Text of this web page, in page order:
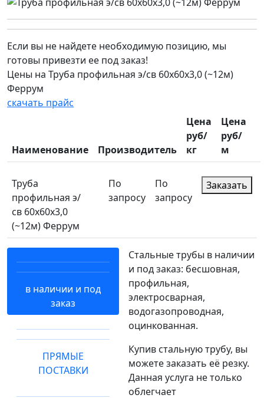
Если вы не найдете необходимую позицию, мы
готовы привезти ее под заказ!
Цены на Труба профильная э/св 60х60х3,0 (~12м)
Феррум
скачать прайс
Наименование Производитель
Цена
руб/
кг
Цена
руб/
м
Труба
профильная э/
св 60х60х3,0
(~12м) Феррум
По
запросу
По
запросу
Заказать
в наличии и под
заказ
ПРЯМЫЕ
ПОСТАВКИ
Стальные трубы в наличии
и под заказ: бесшовная,
профильная,
электросварная,
водогазопроводная,
оцинкованная.
Купив стальную трубу, вы
можете заказать её резку.
Данная услуга не только
облегчает